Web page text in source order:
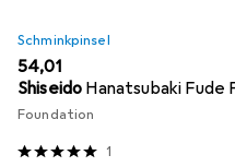
Schminkpinsel
EUR
54,01
Shiseido Hanatsubaki Fude
Foundation
1